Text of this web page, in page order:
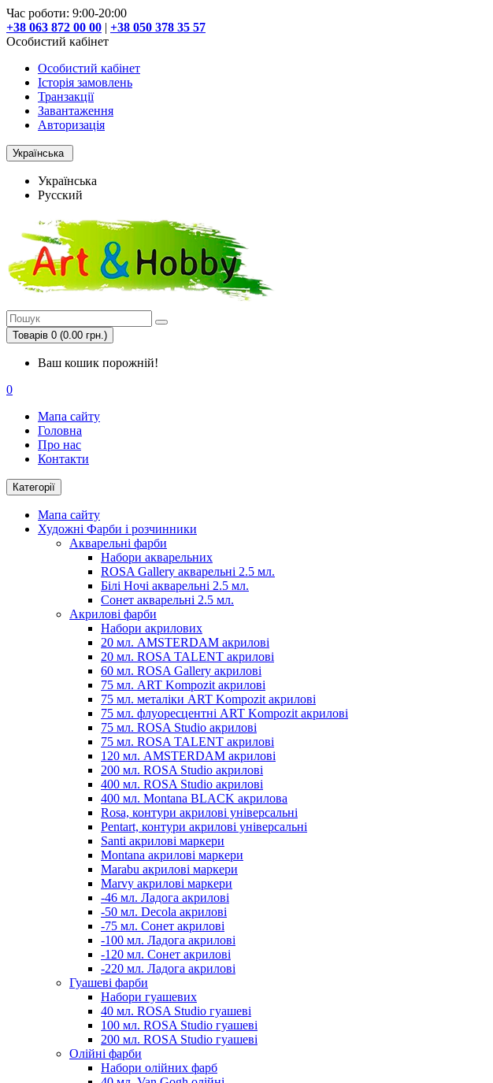
Час роботи: 9:00-20:00
+38 063 872 00 00 | +38 050 378 35 57
Особистий кабінет
Особистий кабінет
Історія замовлень
Транзакції
Завантаження
Авторизація
Українська
Українська
Русский
Товарів 0 (0.00 грн.)
Ваш кошик порожній!
0
Мапа сайту
Головна
Про нас
Контакти
Категорії
Мапа сайту
Художні Фарби і розчинники
Акварельні фарби
Набори акварельних
ROSA Gallery акварельні 2.5 мл.
Білі Ночі акварельні 2.5 мл.
Сонет акварельні 2.5 мл.
Акрилові фарби
Набори акрилових
20 мл. AMSTERDAM акрилові
20 мл. ROSA TALENT акрилові
60 мл. ROSA Gallery акрилові
75 мл. ART Kompozit акрилові
75 мл. металіки ART Kompozit акрилові
75 мл. флуоресцентні ART Kompozit акрилові
75 мл. ROSA Studio акрилові
75 мл. ROSA TALENT акрилові
120 мл. AMSTERDAM акрилові
200 мл. ROSA Studio акрилові
400 мл. ROSA Studio акрилові
400 мл. Montana BLACK акрилова
Rosa, контури акрилові універсальні
Pentart, контури акрилові універсальні
Santi акрилові маркери
Montana акрилові маркери
Marabu акрилові маркери
Marvy акрилові маркери
-46 мл. Ладога акрилові
-50 мл. Decola акрилові
-75 мл. Сонет акрилові
-100 мл. Ладога акрилові
-120 мл. Сонет акрилові
-220 мл. Ладога акрилові
Гуашеві фарби
Набори гуашевих
40 мл. ROSA Studio гуашеві
100 мл. ROSA Studio гуашеві
200 мл. ROSA Studio гуашеві
Олійні фарби
Набори олійних фарб